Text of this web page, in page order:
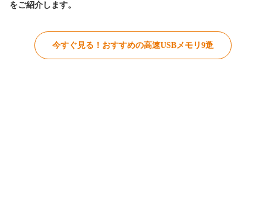
をご紹介します。
今すぐ見る！おすすめの高速USBメモリ9選